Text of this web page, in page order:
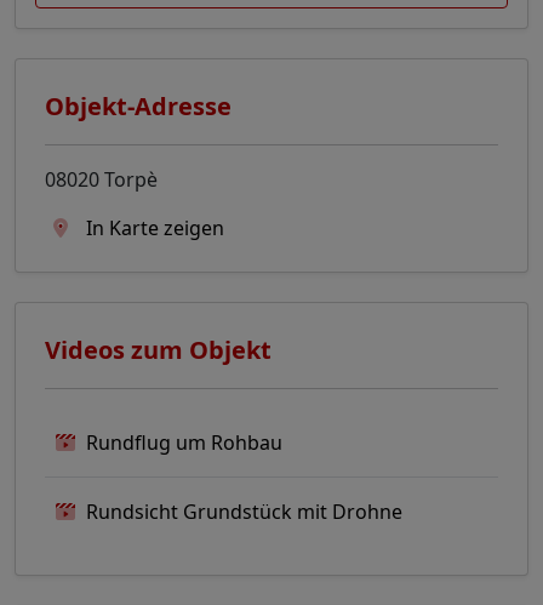
Objekt-Adresse
08020 Torpè
In Karte zeigen
Videos zum Objekt
Rundflug um Rohbau
Rundsicht Grundstück mit Drohne